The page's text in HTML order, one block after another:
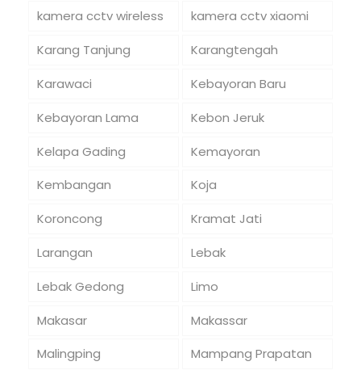
kamera cctv wireless
kamera cctv xiaomi
Karang Tanjung
Karangtengah
Karawaci
Kebayoran Baru
Kebayoran Lama
Kebon Jeruk
Kelapa Gading
Kemayoran
Kembangan
Koja
Koroncong
Kramat Jati
Larangan
Lebak
Lebak Gedong
Limo
Makasar
Makassar
Malingping
Mampang Prapatan